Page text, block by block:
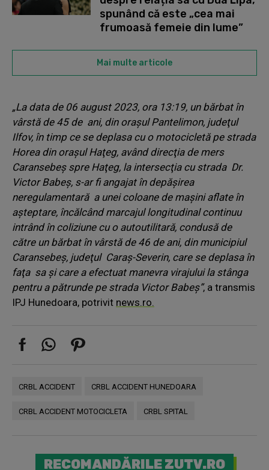
spunând că este „cea mai
frumoasă femeie din lume”
Mai multe articole
„La data de 06 august 2023, ora 13:19, un bărbat în
vârstă de 45 de ani, din oraşul Pantelimon, judeţul
Ilfov, în timp ce se deplasa cu o motocicletă pe strada
Horea din oraşul Haţeg, având direcţia de mers
Caransebeş spre Haţeg, la intersecţia cu strada Dr.
Victor Babeş, s-ar fi angajat în depăşirea
neregulamentară a unei coloane de maşini aflate în
aşteptare, încălcând marcajul longitudinal continuu
intrând în coliziune cu o autoutilitară, condusă de
către un bărbat în vârstă de 46 de ani, din municipiul
Caransebeş, judeţul Caraş-Severin, care se deplasa în
faţa sa şi care a efectuat manevra virajului la stânga
pentru a pătrunde pe strada Victor Babeş”, a transmis
IPJ Hunedoara, potrivit news.ro.
CRBL ACCIDENT CRBL ACCIDENT HUNEDOARA
CRBL ACCIDENT MOTOCICLETA CRBL SPITAL
RECOMANDĂRILE ZUTV.RO